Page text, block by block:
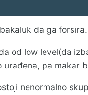
da ga
od low level(da
pa makar
nenormalno